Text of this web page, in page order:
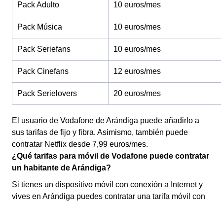
Pack Adulto 10 euros/mes
Pack Música 10 euros/mes
Pack Seriefans 10 euros/mes
Pack Cinefans 12 euros/mes
Pack Serielovers 20 euros/mes
El usuario de Vodafone de Arándiga puede añadirlo a
sus tarifas de fijo y fibra. Asimismo, también puede
contratar Netflix desde 7,99 euros/mes.
¿Qué tarifas para móvil de Vodafone puede contratar
un habitante de Arándiga?
Si tienes un dispositivo móvil con conexión a Internet y
vives en Arándiga puedes contratar una tarifa móvil con